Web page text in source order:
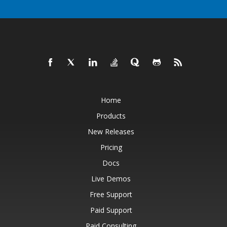
Home
Products
New Releases
Pricing
Docs
Live Demos
Free Support
Paid Support